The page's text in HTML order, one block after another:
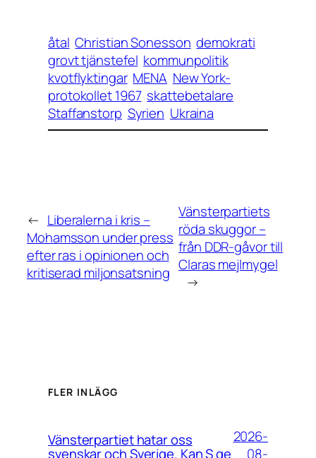
åtal Christian Sonesson demokrati
grovt tjänstefel kommunpolitik
kvotflyktingar MENA New York-
protokollet 1967 skattebetalare
Staffanstorp Syrien Ukraina
← Liberalerna i kris –
Mohamsson under press
efter ras i opinionen och
kritiserad miljon­satsning
Vänsterpartiets
röda skuggor –
från DDR-gåvor till
Claras mejlmygel
→
FLER INLÄGG
Vänsterpartiet hatar oss
svenskar och Sverige. Kan S ge
2026-
08-